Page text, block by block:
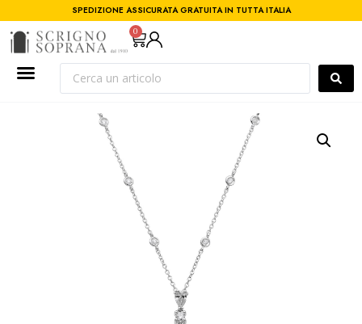
SPEDIZIONE ASSICURATA GRATUITA IN TUTTA ITALIA
0